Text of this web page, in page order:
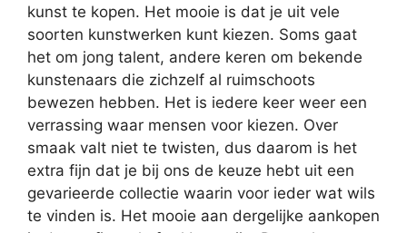
kunst te kopen. Het mooie is dat je uit vele
soorten kunstwerken kunt kiezen. Soms gaat
het om jong talent, andere keren om bekende
kunstenaars die zichzelf al ruimschoots
bewezen hebben. Het is iedere keer weer een
verrassing waar mensen voor kiezen. Over
smaak valt niet te twisten, dus daarom is het
extra fijn dat je bij ons de keuze hebt uit een
gevarieerde collectie waarin voor ieder wat wils
te vinden is. Het mooie aan dergelijke aankopen